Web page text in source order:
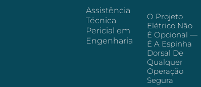
Assistência
Técnica
Pericial em
Engenharia
O Projeto
Elétrico Não
É Opcional —
É A Espinha
Dorsal De
Qualquer
Operação
Segura